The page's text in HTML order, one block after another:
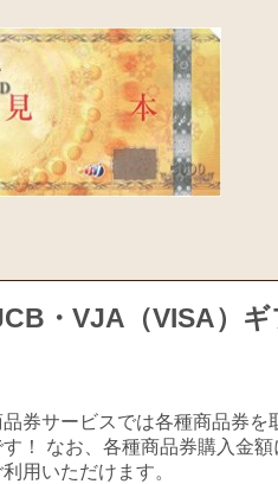
・VJA（VISA）
品券サービスでは各種商品券
す！ なお、各種商品券購入金
利用いただけます。